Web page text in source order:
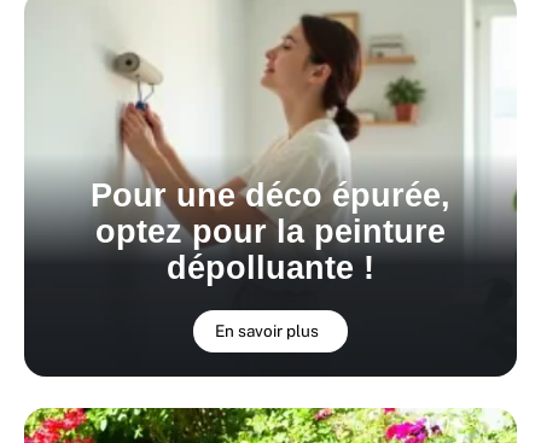
Pour une déco épurée,
optez pour la peinture
dépolluante !
En savoir plus